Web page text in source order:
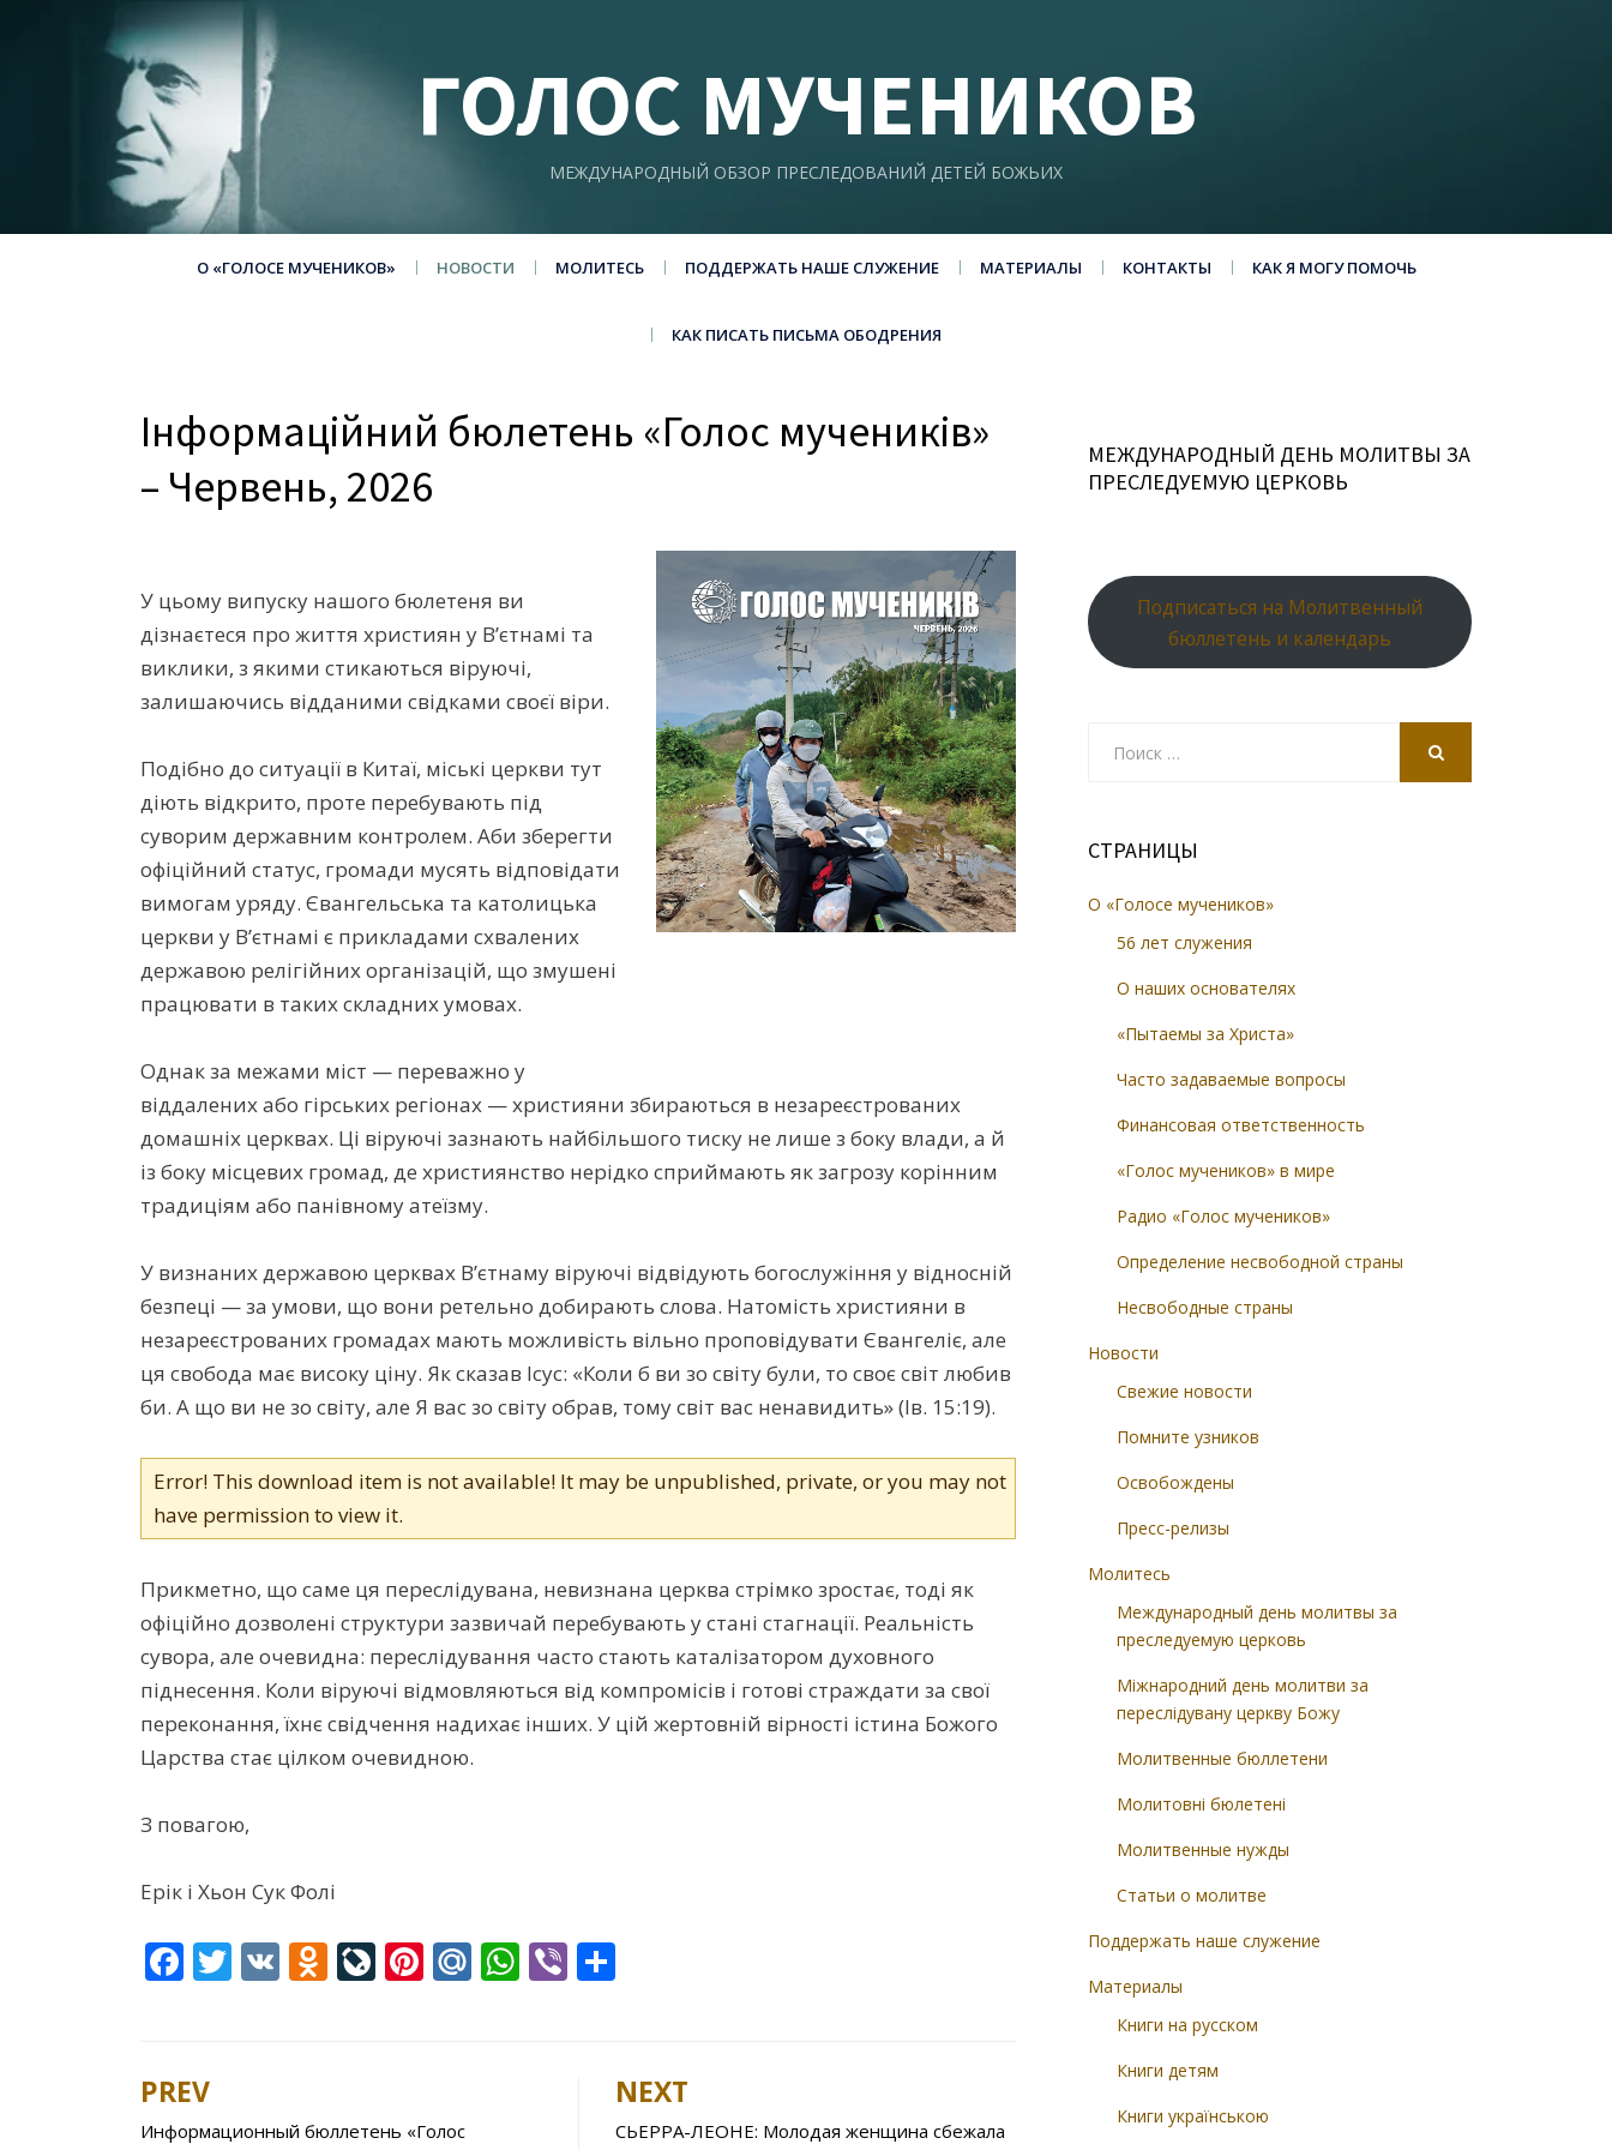
ГОЛОС МУЧЕНИКОВ
МЕЖДУНАРОДНЫЙ ОБЗОР ПРЕСЛЕДОВАНИЙ ДЕТЕЙ БОЖЬИХ
О «ГОЛОСЕ МУЧЕНИКОВ» НОВОСТИ МОЛИТЕСЬ ПОДДЕРЖАТЬ НАШЕ СЛУЖЕНИЕ МАТЕРИАЛЫ КОНТАКТЫ КАК Я МОГУ ПОМОЧЬ
КАК ПИСАТЬ ПИСЬМА ОБОДРЕНИЯ
Інформаційний бюлетень «Голос мучеників»
– Червень, 2026
У цьому випуску нашого бюлетеня ви
дізнаєтеся про життя християн у В’єтнамі та
виклики, з якими стикаються віруючі,
залишаючись відданими свідками своєї віри.
Подібно до ситуації в Китаї, міські церкви тут
діють відкрито, проте перебувають під
суворим державним контролем. Аби зберегти
офіційний статус, громади мусять відповідати
вимогам уряду. Євангельська та католицька
церкви у В’єтнамі є прикладами схвалених
державою релігійних організацій, що змушені
працювати в таких складних умовах.
Однак за межами міст — переважно у
віддалених або гірських регіонах — християни збираються в незареєстрованих
домашніх церквах. Ці віруючі зазнають найбільшого тиску не лише з боку влади, а й
із боку місцевих громад, де християнство нерідко сприймають як загрозу корінним
традиціям або панівному атеїзму.
У визнаних державою церквах В’єтнаму віруючі відвідують богослужіння у відносній
безпеці — за умови, що вони ретельно добирають слова. Натомість християни в
незареєстрованих громадах мають можливість вільно проповідувати Євангеліє, але
ця свобода має високу ціну. Як сказав Ісус: «Коли б ви зо світу були, то своє світ любив
би. А що ви не зо світу, але Я вас зо світу обрав, тому світ вас ненавидить» (Ів. 15:19).
Error! This download item is not available! It may be unpublished, private, or you may not
have permission to view it.
Прикметно, що саме ця переслідувана, невизнана церква стрімко зростає, тоді як
офіційно дозволені структури зазвичай перебувають у стані стагнації. Реальність
сувора, але очевидна: переслідування часто стають каталізатором духовного
піднесення. Коли віруючі відмовляються від компромісів і готові страждати за свої
переконання, їхнє свідчення надихає інших. У цій жертовній вірності істина Божого
Царства стає цілком очевидною.
З повагою,
Ерік і Хьон Сук Фолі
F
b
o
T V O
kl
Li
u
Pi
st
M W Vi
e
Post
PREV
Информационный бюллетень «Голос
NEXT
СЬЕРРА-ЛЕОНЕ: Молодая женщина сбежала
МЕЖДУНАРОДНЫЙ ДЕНЬ МОЛИТВЫ ЗА
ПРЕСЛЕДУЕМУЮ ЦЕРКОВЬ
Подписаться на Молитвенный
бюллетень и календарь
СТРАНИЦЫ
О «Голосе мучеников»
56 лет служения
О наших основателях
«Пытаемы за Христа»
Часто задаваемые вопросы
Финансовая ответственность
«Голос мучеников» в мире
Радио «Голос мучеников»
Определение несвободной страны
Несвободные страны
Новости
Свежие новости
Помните узников
Освобождены
Пресс-релизы
Молитесь
Международный день молитвы за
преследуемую церковь
Міжнародний день молитви за
переслідувану церкву Божу
Молитвенные бюллетени
Молитовні бюлетені
Молитвенные нужды
Статьи о молитве
Поддержать наше служение
Материалы
Книги на русском
Книги детям
Книги українською